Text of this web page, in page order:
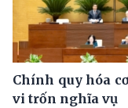
Chính quy hóa
vi trốn nghĩa vụ